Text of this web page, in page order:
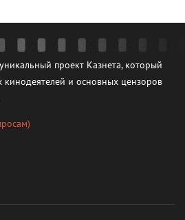
проект Казнета, который
кинодеятелей и основных цензоров